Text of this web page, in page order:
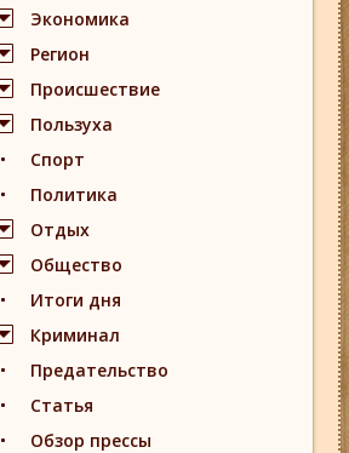
Экономика
Регион
Происшествие
Пользуха
Спорт
Политика
Отдых
Общество
Итоги дня
Криминал
Предательство
Статья
Обзор прессы